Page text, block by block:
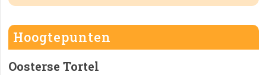
Hoogtepunten
Oosterse Tortel